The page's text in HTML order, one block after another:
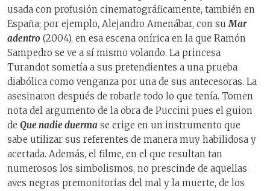
usada con profusión cinematográficamente, también en
España; por ejemplo, Alejandro Amenábar, con suMar
adentro (2004), en esa escena onírica en la que Ramón
Sampedro se ve a sí mismo volando. La princesa
Turandot sometía a sus pretendientes a una prueba
diabólica como venganza por una de sus antecesoras. La
asesinaron después de robarle todo lo que tenía. Tomen
nota del argumento de la obra de Puccini pues el guion
de Que nadie duerma se erige en un instrumento que
sabe utilizar sus referentes de manera muy habilidosa y
acertada. Además, el filme, en el que resultan tan
numerosos los simbolismos, no prescinde de aquellas
aves negras premonitorias del mal y la muerte, de los